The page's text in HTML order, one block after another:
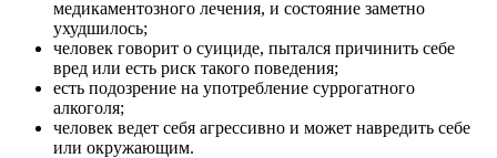
медикаментозного лечения, и состояние заметно
ухудшилось;
человек говорит о суициде, пытался причинить себе
вред или есть риск такого поведения;
есть подозрение на употребление суррогатного
алкоголя;
человек ведет себя агрессивно и может навредить себе
или окружающим.